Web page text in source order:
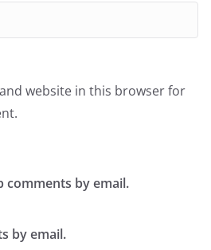
website in this browser for
by email.
by email.